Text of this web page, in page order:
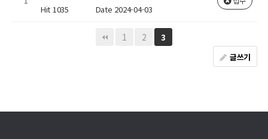
Hit 1035 Date 2024-04-03
1 2
3
글쓰기